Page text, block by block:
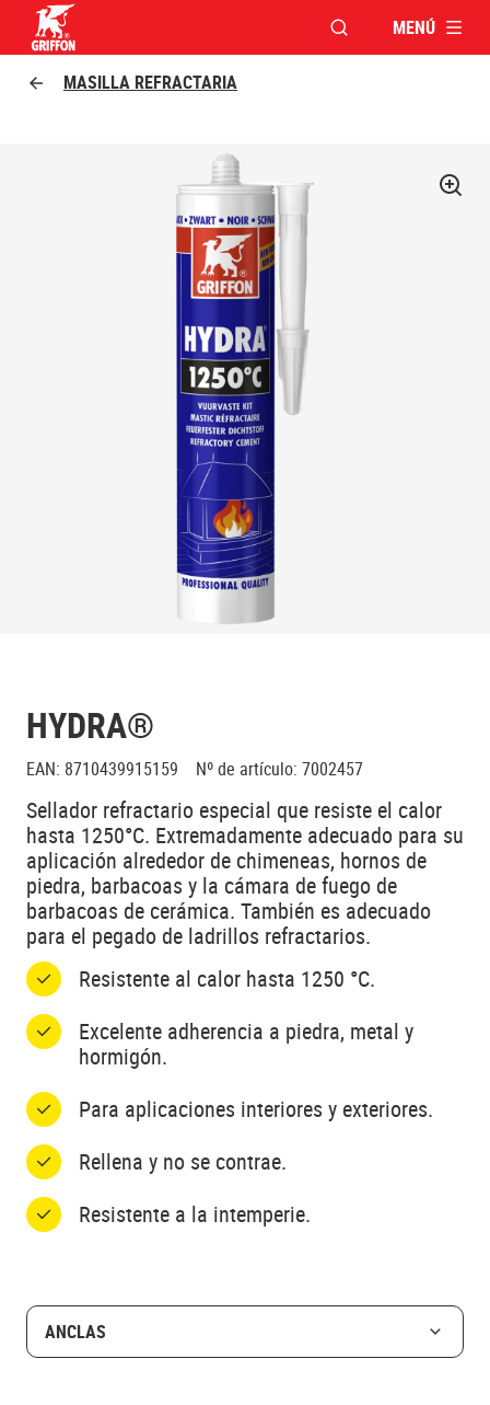
ABRIR VENTANA
MENÚ
MASILLA REFRACTARIA
HYDRA®
EAN: 8710439915159 Nº de artículo: 7002457
Sellador refractario especial que resiste el calor
hasta 1250°C. Extremadamente adecuado para su
aplicación alrededor de chimeneas, hornos de
piedra, barbacoas y la cámara de fuego de
barbacoas de cerámica. También es adecuado
para el pegado de ladrillos refractarios.
Resistente al calor hasta 1250 °C.
Excelente adherencia a piedra, metal y
hormigón.
Para aplicaciones interiores y exteriores.
Rellena y no se contrae.
Resistente a la intemperie.
ANCLAS